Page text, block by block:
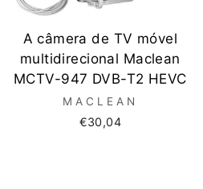
A câmera de TV móvel
multidirecional Maclean
MCTV-947 DVB-T2 HEVC
MACLEAN
€30,04